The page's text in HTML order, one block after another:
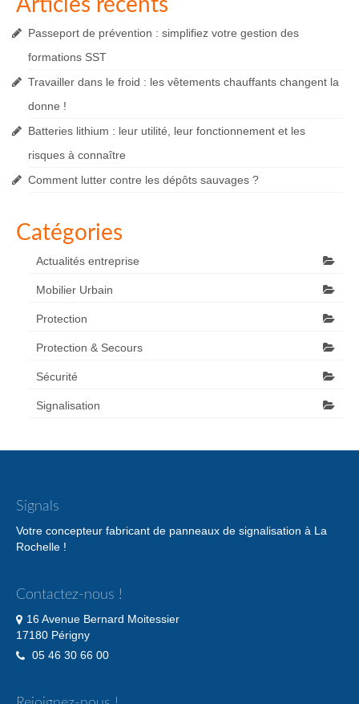
Articles récents
Passeport de prévention : simplifiez votre gestion des
formations SST
Travailler dans le froid : les vêtements chauffants changent la
donne !
Batteries lithium : leur utilité, leur fonctionnement et les
risques à connaître
Comment lutter contre les dépôts sauvages ?
Catégories
Actualités entreprise
Mobilier Urbain
Protection
Protection & Secours
Sécurité
Signalisation
Signals
Votre concepteur fabricant de panneaux de signalisation à La
Rochelle !
Contactez-nous !
16 Avenue Bernard Moitessier
17180 Périgny
05 46 30 66 00